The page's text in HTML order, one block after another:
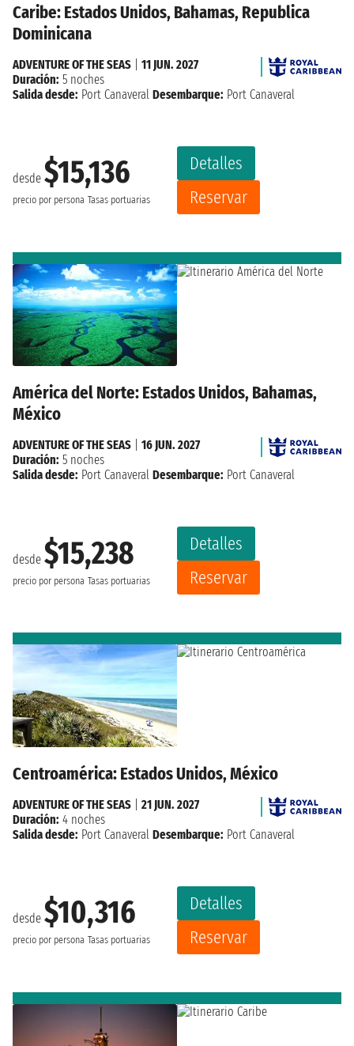
Caribe: Estados Unidos, Bahamas, Republica
Dominicana
desde $15,136
precio por persona Tasas portuarias
Detalles
Reservar
ADVENTURE OF THE SEAS
11 JUN. 2027
Duración: 5 noches
Salida desde: Port Canaveral Desembarque: Port Canaveral
América del Norte: Estados Unidos, Bahamas,
México
desde $15,238
precio por persona Tasas portuarias
Detalles
Reservar
ADVENTURE OF THE SEAS
16 JUN. 2027
Duración: 5 noches
Salida desde: Port Canaveral Desembarque: Port Canaveral
Centroamérica: Estados Unidos, México
desde $10,316
precio por persona Tasas portuarias
Detalles
Reservar
ADVENTURE OF THE SEAS
21 JUN. 2027
Duración: 4 noches
Salida desde: Port Canaveral Desembarque: Port Canaveral